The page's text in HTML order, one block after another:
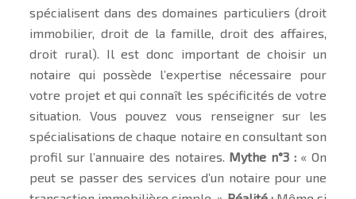
spécialisent dans des domaines particuliers (droit
immobilier, droit de la famille, droit des affaires,
droit rural). Il est donc important de choisir un
notaire qui possède l’expertise nécessaire pour
votre projet et qui connaît les spécificités de votre
situation. Vous pouvez vous renseigner sur les
spécialisations de chaque notaire en consultant son
profil sur l’annuaire des notaires. Mythe n°3 : « On
peut se passer des services d’un notaire pour une